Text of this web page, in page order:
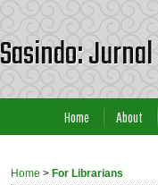
Sasindo:
Home About
Home > For Librarians